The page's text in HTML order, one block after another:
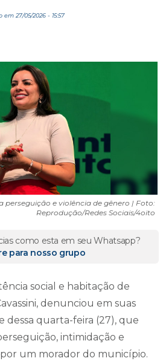
27/05/2026 - 15:57
perseguição e violência de gênero | Foto:
Reprodução/Redes Sociais/4oito
como esta em seu Whatsapp?
para nosso grupo
social e habitação de
denunciou em suas
dessa quarta-feira (27), que
intimidação e
um morador do município.